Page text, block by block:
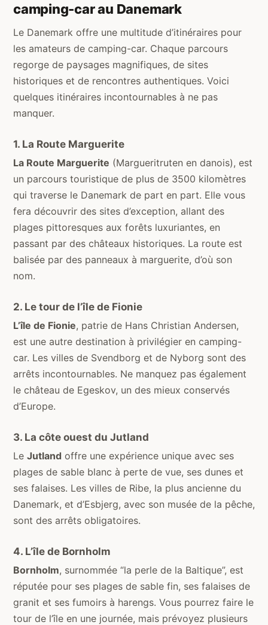
camping-car au Danemark
Le Danemark offre une multitude d’itinéraires pour
les amateurs de camping-car. Chaque parcours
regorge de paysages magnifiques, de sites
historiques et de rencontres authentiques. Voici
quelques itinéraires incontournables à ne pas
manquer.
1. La Route Marguerite
La Route Marguerite (Margueritruten en danois), est
un parcours touristique de plus de 3500 kilomètres
qui traverse le Danemark de part en part. Elle vous
fera découvrir des sites d’exception, allant des
plages pittoresques aux forêts luxuriantes, en
passant par des châteaux historiques. La route est
balisée par des panneaux à marguerite, d’où son
nom.
2. Le tour de l’île de Fionie
L’île de Fionie, patrie de Hans Christian Andersen,
est une autre destination à privilégier en camping-
car. Les villes de Svendborg et de Nyborg sont des
arrêts incontournables. Ne manquez pas également
le château de Egeskov, un des mieux conservés
d’Europe.
3. La côte ouest du Jutland
Le Jutland offre une expérience unique avec ses
plages de sable blanc à perte de vue, ses dunes et
ses falaises. Les villes de Ribe, la plus ancienne du
Danemark, et d’Esbjerg, avec son musée de la pêche,
sont des arrêts obligatoires.
4. L’île de Bornholm
Bornholm, surnommée “la perle de la Baltique”, est
réputée pour ses plages de sable fin, ses falaises de
granit et ses fumoirs à harengs. Vous pourrez faire le
tour de l’île en une journée, mais prévoyez plusieurs